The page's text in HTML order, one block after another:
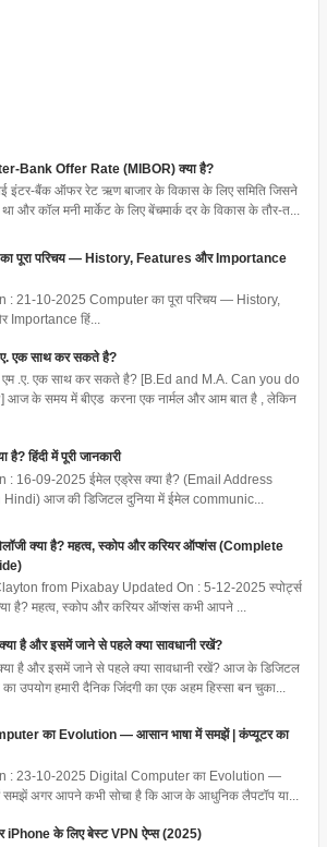
Bank Offer Rate (MIBOR) क्या है?
इंटर-बैंक ऑफर रेट ऋण बाजार के विकास के लिए समिति जिसने
और कॉल मनी मार्केट के लिए बेंचमार्क दर के विकास के तौर-त...
पूरा परिचय — History, Features और Importance
: 21-10-2025 Computer का पूरा परिचय — History,
Importance हिं...
एक साथ कर सकते है?
एम .ए. एक साथ कर सकते है? [B.Ed and M.A. Can you do
आज के समय में बीएड करना एक नार्मल और आम बात है , लेकिन
है? हिंदी में पूरी जानकारी
: 16-09-2025 ईमेल एड्रेस क्या है? (Email Address
आज की डिजिटल दुनिया में ईमेल communic...
क्या है? महत्व, स्कोप और करियर ऑप्शंस (Complete
from Pixabay Updated On : 5-12-2025 स्पोर्ट्स
है? महत्व, स्कोप और करियर ऑप्शंस कभी आपने ...
है और इसमें जाने से पहले क्या सावधानी रखें?
है और इसमें जाने से पहले क्या सावधानी रखें? आज के डिजिटल
उपयोग हमारी दैनिक जिंदगी का एक अहम हिस्सा बन चुका...
का Evolution — आसान भाषा में समझें | कंप्यूटर का
: 23-10-2025 Digital Computer का Evolution —
समझें अगर आपने कभी सोचा है कि आज के आधुनिक लैपटॉप या...
के लिए बेस्ट VPN ऐप्स (2025)